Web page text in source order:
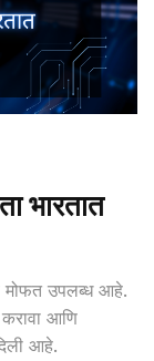
भारतात
मोफत उपलब्ध आहे.
आणि
आहे.